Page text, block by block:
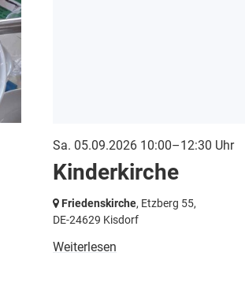
Sa. 05.09.2026 10:00–12:30 Uhr
Kinderkirche
Friedenskirche, Etzberg 55,
DE-24629 Kisdorf
Weiterlesen